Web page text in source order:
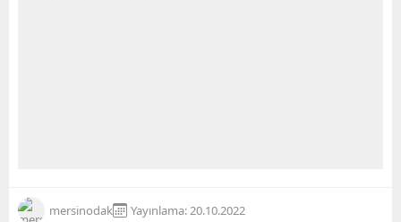
mersinodak
Yayınlama: 20.10.2022